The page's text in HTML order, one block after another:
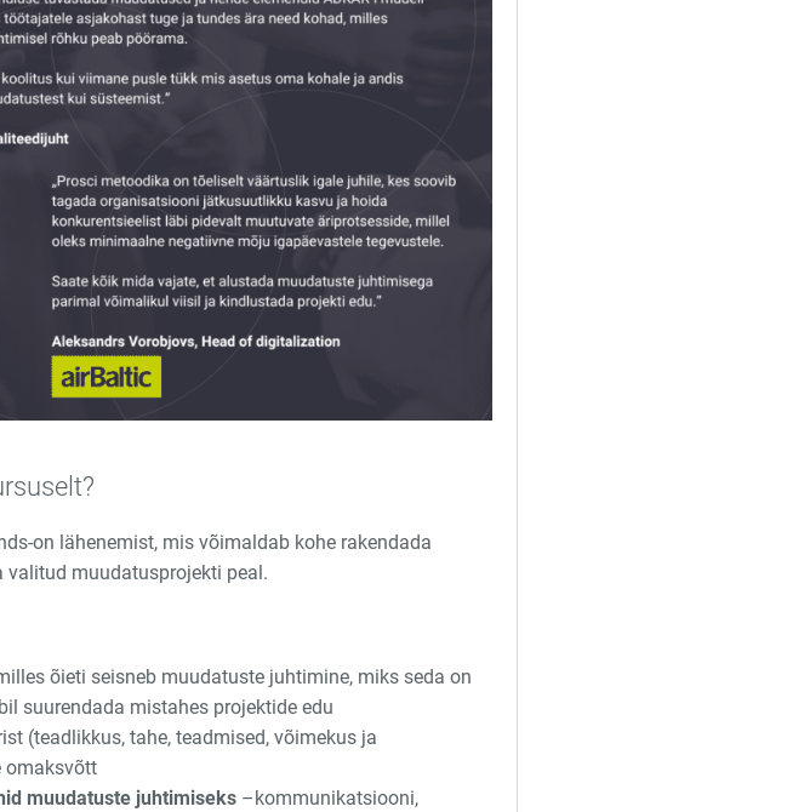
on lähenemist, mis võimaldab kohe rakendada
muudatusprojekti peal.
õieti seisneb muudatuste juhtimine, miks seda on
suurendada mistahes projektide edu
(teadlikkus, tahe, teadmised, võimekus ja
omaksvõtt
muudatuste juhtimiseks –kommunikatsiooni,